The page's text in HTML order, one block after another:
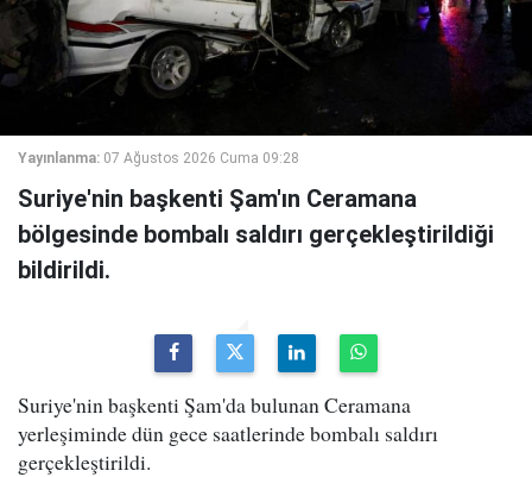
Yayınlanma: 07 Ağustos 2026 Cuma 09:28
Suriye'nin başkenti Şam'ın Ceramana
bölgesinde bombalı saldırı gerçekleştirildiği
bildirildi.
Suriye'nin başkenti Şam'da bulunan Ceramana
yerleşiminde dün gece saatlerinde bombalı saldırı
gerçekleştirildi.